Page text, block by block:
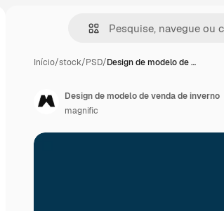
Início/stock/PSD/Design de modelo de …
Design de modelo de venda de inverno
magnific